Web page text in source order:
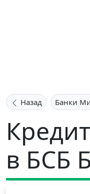
Назад Банки
в БСБ